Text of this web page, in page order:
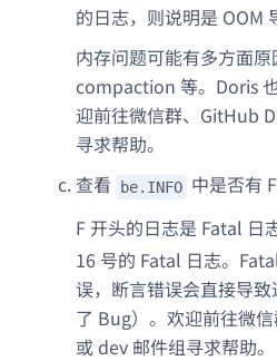
的日志，则说明是 OOM
内存问题可能有多方面原
compaction 等。Doris
迎前往微信群、GitHub
寻求帮助。
查看
be.INFO 中是否有
F 开头的日志是 Fatal 日
16 号的 Fatal 日志。
误，断言错误会直接导
了 Bug）。欢迎前往微
或 dev 邮件组寻求帮助。